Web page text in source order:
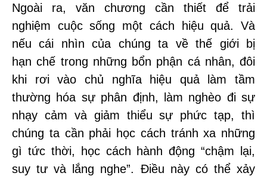
Ngoài ra, văn chương cần thiết để trải
nghiệm cuộc sống một cách hiệu quả. Và
nếu cái nhìn của chúng ta về thế giới bị
hạn chế trong những bổn phận cá nhân, đôi
khi rơi vào chủ nghĩa hiệu quả làm tầm
thường hóa sự phân định, làm nghèo đi sự
nhạy cảm và giảm thiểu sự phức tạp, thì
chúng ta cần phải học cách tránh xa những
gì tức thời, học cách hành động “chậm lại,
suy tư và lắng nghe”. Điều này có thể xảy